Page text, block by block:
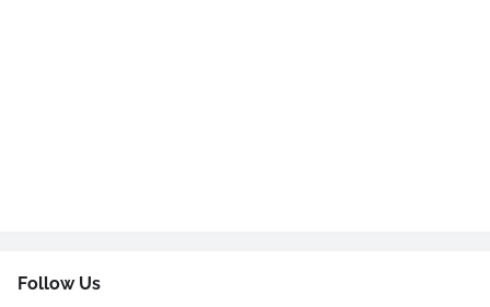
Follow Us